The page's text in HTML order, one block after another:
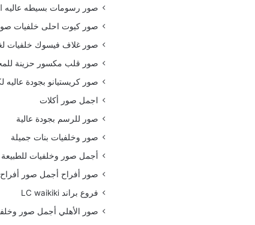
صور رسومات بسيطه عاليه
صور كيوت احلى خلفيات
صور غلاف فيسوك خلفيات
صور قلب مكسور حزينة
صور كريستيانو بجودة عاليه
اجمل صور أكلات
صور للرسم بجودة عالية
صور وخلفيات بنات جميلة
أجمل صور وخلفيات للطبيعة
صور أفراح أجمل صور أفراح
فروع براند LC waikiki
صور الأهلي أجمل صور